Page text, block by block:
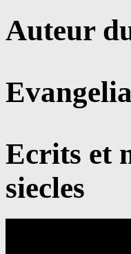
Auteur
Ecrits et
siecles